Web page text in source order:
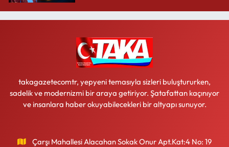
takagazetecomtr, yepyeni temasıyla sizleri buluştururken,
sadelik ve modernizmi bir araya getiriyor. Şatafattan kaçınıyor
ve insanlara haber okuyabilecekleri bir altyapı sunuyor.
Çarşı Mahallesi Alacahan Sokak Onur Apt.Kat:4 No: 19